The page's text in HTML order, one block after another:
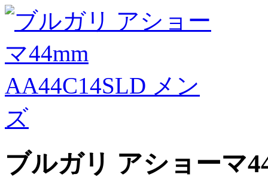
ブルガリ アショーマ